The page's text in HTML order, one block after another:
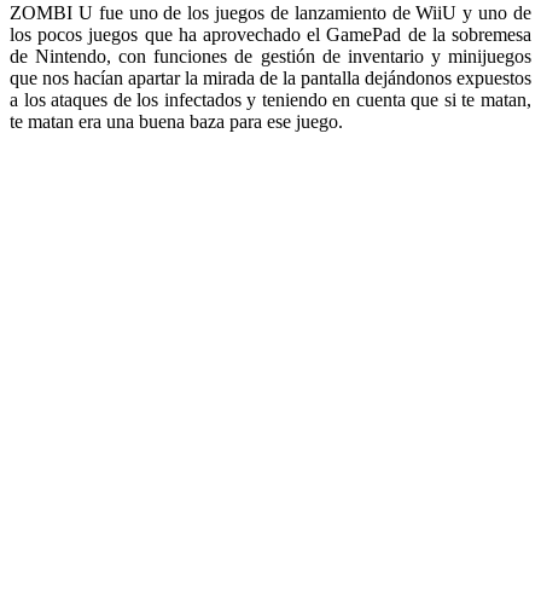
ZOMBI U fue uno de los juegos de lanzamiento de WiiU y uno de
los pocos juegos que ha aprovechado el GamePad de la sobremesa
de Nintendo, con funciones de gestión de inventario y minijuegos
que nos hacían apartar la mirada de la pantalla dejándonos expuestos
a los ataques de los infectados y teniendo en cuenta que si te matan,
te matan era una buena baza para ese juego.